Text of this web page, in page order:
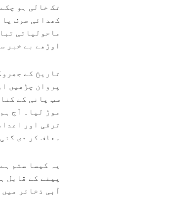
تک خالی ہو
کھدائی صرف
ماحولیاتی
اوڑھے بے خبر
تاریخ کے
پروان چڑھیں
سب پانی کے
موڑ لیا۔ آج
ترقی اور
معاف کر دی گئی
پینے کے قابل
آبی ذخائر